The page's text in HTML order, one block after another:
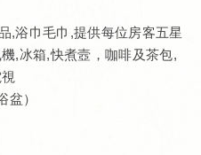
,浴巾毛巾,提供每位房客五星
,冰箱,快煮壼，咖啡及茶包,
盆）